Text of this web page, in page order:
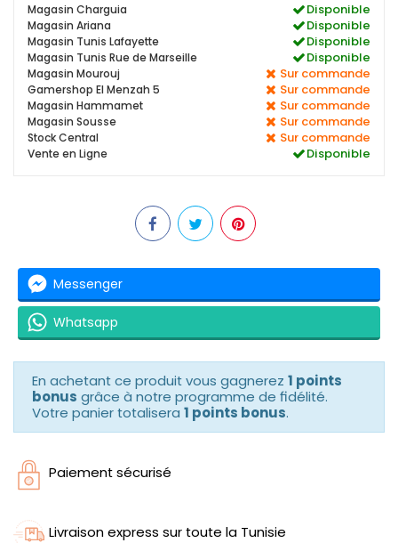
Magasin Charguia Disponible
Magasin Ariana Disponible
Magasin Tunis Lafayette Disponible
Magasin Tunis Rue de Marseille Disponible
Magasin Mourouj Sur commande
Gamershop El Menzah 5 Sur commande
Magasin Hammamet Sur commande
Magasin Sousse Sur commande
Stock Central Sur commande
Vente en Ligne Disponible
Messenger
Whatsapp
En achetant ce produit vous gagnerez 1 points
bonus grâce à notre programme de fidélité.
Votre panier totalisera 1 points bonus.
Paiement sécurisé
Livraison express sur toute la Tunisie